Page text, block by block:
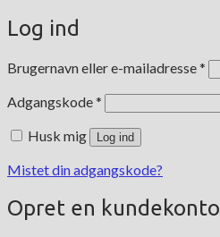
Log ind
Brugernavn eller e-mailadresse*
Adgangskode*
Husk mig Log ind
Mistet din adgangskode?
Opret en kundekonto